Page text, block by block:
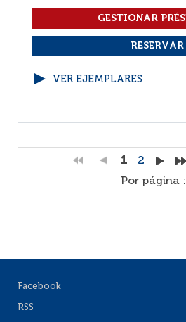
VER EJEMPLARES
1 2
Por página :
Facebook
RSS